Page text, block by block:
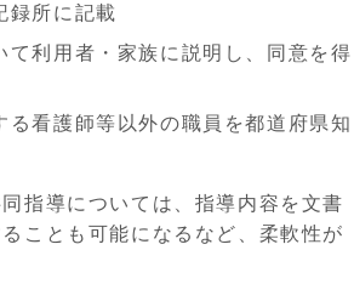
録所に記載
利用者・家族に説明し、同意を得
る看護師等以外の職員 を都道府県知
指導については、指導内容を文書
ことも可能になるなど、柔軟性が